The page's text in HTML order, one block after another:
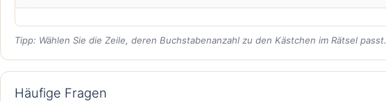
Tipp: Wählen Sie die Zeile, deren Buchstabenanzahl zu den Kästchen im Rätsel passt.
Häufige Fragen